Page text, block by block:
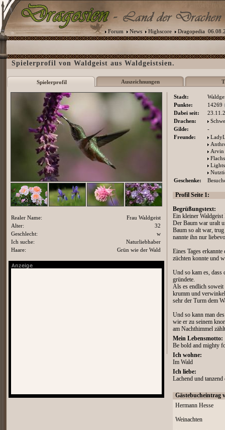
Forum News Highscore Dragopedia
Spielerprofil von Waldgeist aus Waldgeistsien.
Spielerprofil Auszeichnungen
Stadt:
Punkte:
14269
Dabei seit:
Drachen:
Gilde:
-
Freunde:
Arvin
Lights
Geschenke:
Profil Seite 1:
Begrüßungstext:
Ein kleiner Waldgeist
Der Baum war uralt
Baum so alt war,
nannte ihn nur
Eines Tages
züchten konnte und
Und so kam es, dass
gründete.
Als es endlich soweit
krumm und
sehr der Turm dem
Und so kann man
wie er zu seinem
am Nachthimmel
Mein Lebensmotto:
Be bold and mighty
Ich wohne:
Im Wald
Ich liebe:
Lachend und
Gästebucheintrag
Hermann Hesse
Weinachten
Realer Name:
Frau Waldgeist
Alter:
32
Geschlecht:
w
Ich suche:
Naturliebhaber
Haare:
Grün wie der Wald